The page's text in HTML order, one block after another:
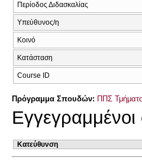
Περίοδος Διδασκαλίας
Υπεύθυνος/η
Κοινό
Κατάσταση
Course ID
Πρόγραμμα Σπουδών: ΠΠΣ
Εγγεγραμμένοι
Κατεύθυνση